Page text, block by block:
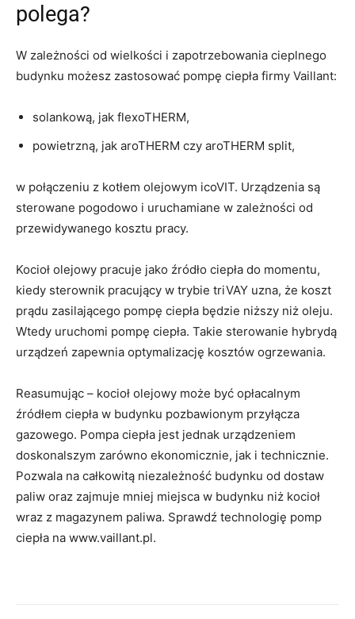
polega?
W zależności od wielkości i zapotrzebowania cieplnego
budynku możesz zastosować pompę ciepła firmy Vaillant:
solankową, jak flexoTHERM,
powietrzną, jak aroTHERM czy aroTHERM split,
w połączeniu z kotłem olejowym icoVIT. Urządzenia są
sterowane pogodowo i uruchamiane w zależności od
przewidywanego kosztu pracy.
Kocioł olejowy pracuje jako źródło ciepła do momentu,
kiedy sterownik pracujący w trybie triVAY uzna, że koszt
prądu zasilającego pompę ciepła będzie niższy niż oleju.
Wtedy uruchomi pompę ciepła. Takie sterowanie hybrydą
urządzeń zapewnia optymalizację kosztów ogrzewania.
Reasumując – kocioł olejowy może być opłacalnym
źródłem ciepła w budynku pozbawionym przyłącza
gazowego. Pompa ciepła jest jednak urządzeniem
doskonalszym zarówno ekonomicznie, jak i technicznie.
Pozwala na całkowitą niezależność budynku od dostaw
paliw oraz zajmuje mniej miejsca w budynku niż kocioł
wraz z magazynem paliwa. Sprawdź technologię pomp
ciepła na www.vaillant.pl.